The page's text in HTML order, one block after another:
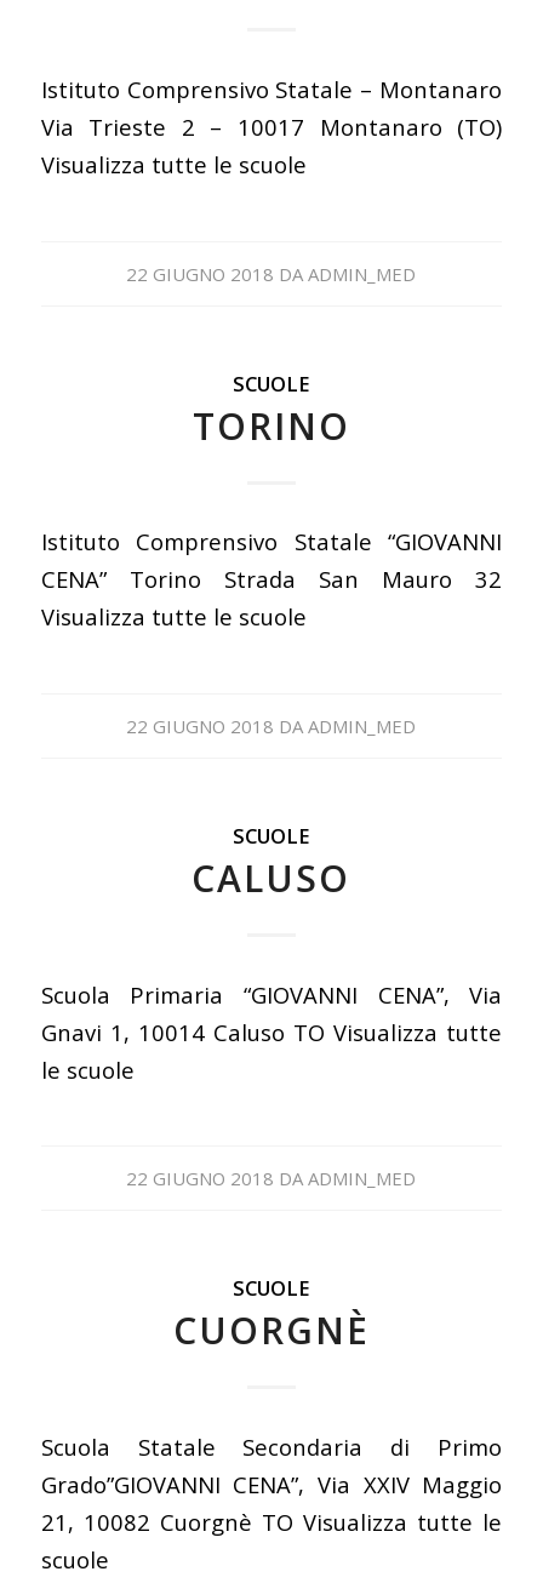
Istituto Comprensivo Statale – Montanaro
Via Trieste 2 – 10017 Montanaro (TO)
Visualizza tutte le scuole
22 GIUGNO 2018 DAADMIN_MED
SCUOLE
TORINO
Istituto Comprensivo Statale “GIOVANNI
CENA” Torino Strada San Mauro 32
Visualizza tutte le scuole
22 GIUGNO 2018 DAADMIN_MED
SCUOLE
CALUSO
Scuola Primaria “GIOVANNI CENA”, Via
Gnavi 1, 10014 Caluso TO Visualizza tutte
le scuole
22 GIUGNO 2018 DAADMIN_MED
SCUOLE
CUORGNÈ
Scuola Statale Secondaria di Primo
Grado”GIOVANNI CENA”, Via XXIV Maggio
21, 10082 Cuorgnè TO Visualizza tutte le
scuole